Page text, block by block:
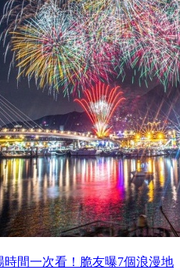
時間一次看！脆友曝7個浪漫地